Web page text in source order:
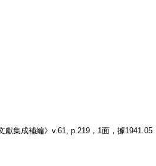
集成補編》v.61, p.219，1面，據1941.05